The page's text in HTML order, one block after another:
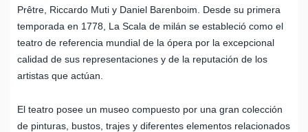
Prêtre, Riccardo Muti y Daniel Barenboim. Desde su primera
temporada en 1778, La Scala de milán se estableció como el
teatro de referencia mundial de la ópera por la excepcional
calidad de sus representaciones y de la reputación de los
artistas que actúan.
El teatro posee un museo compuesto por una gran colección
de pinturas, bustos, trajes y diferentes elementos relacionados